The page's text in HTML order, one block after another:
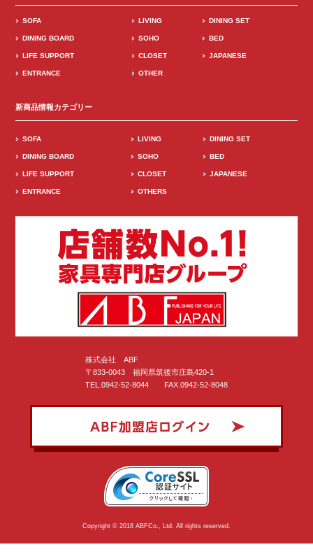
SOFA LIVING DINING SET
DINING BOARD SOHO BED
LIFE SUPPORT CLOSET JAPANESE
ENTRANCE OTHER
新商品情報カテゴリー
SOFA LIVING DINING SET
DINING BOARD SOHO BED
LIFE SUPPORT CLOSET JAPANESE
ENTRANCE OTHERS
株式会社 ABF
〒833-0043 福岡県筑後市庄島420-1
TEL.0942-52-8044 FAX.0942-52-8048
Copyright © 2018 ABFCo., Ltd. All rights reserved.